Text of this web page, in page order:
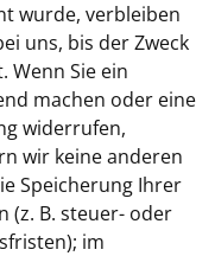
wurde, verbleiben
uns, bis der Zweck
Sie ein
machen oder eine
widerrufen,
wir keine anderen
Speicherung Ihrer
(z. B. steuer- oder
im